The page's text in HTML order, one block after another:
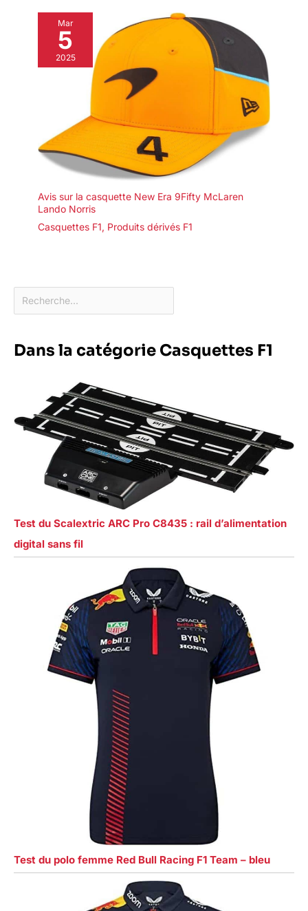
Mar
5
2025
Avis sur la casquette New Era 9Fifty McLaren
Lando Norris
Casquettes F1, Produits dérivés F1
Dans la catégorie Casquettes F1
Test du Scalextric ARC Pro C8435 : rail d’alimentation
digital sans fil
Test du polo femme Red Bull Racing F1 Team – bleu